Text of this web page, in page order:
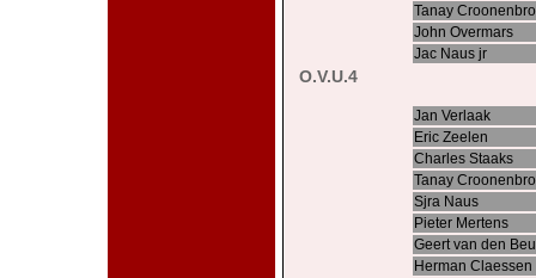
Tanay
John Overmars
Jac Naus jr
O.V.U.4
Jan Verlaak
Eric Zeelen
Charles Staaks
Tanay
Sjra Naus
Pieter Mertens
Geert van den
Herman Claessen